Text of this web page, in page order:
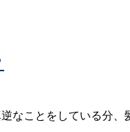
ことをしている分、